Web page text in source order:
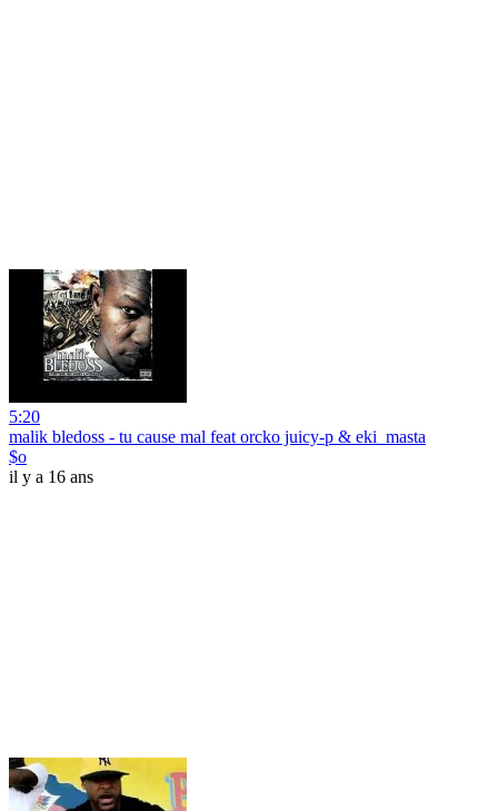
5:20
malik bledoss - tu cause mal feat orcko juicy-p & eki_masta
$o
il y a 16 ans